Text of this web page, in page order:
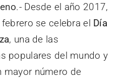
.- Desde el año 2017,
se celebra el Día
, una de las
populares del mundo y
mayor número de